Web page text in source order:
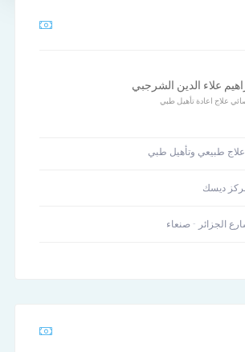
علاء الدين الشرجبي
علاج اعادة تأهيل طبي
علاج طبيعي وتأهيل طبي
ديسك
الجزائر - صنعاء